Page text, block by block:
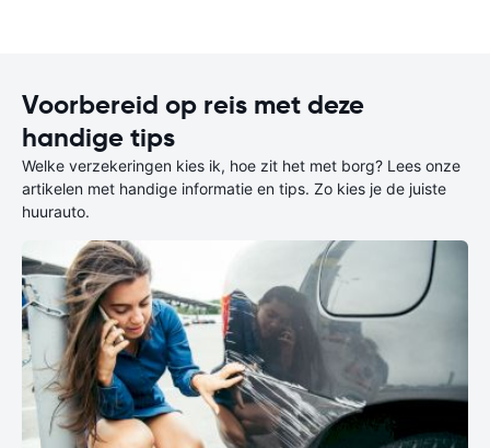
Voorbereid op reis met deze
handige tips
Welke verzekeringen kies ik, hoe zit het met borg? Lees onze
artikelen met handige informatie en tips. Zo kies je de juiste
huurauto.